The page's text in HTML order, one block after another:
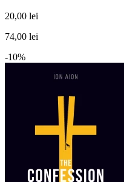
20,00 lei
74,00 lei
-10%